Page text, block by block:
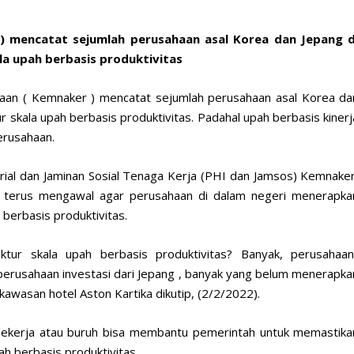
mencatat sejumlah perusahaan asal Korea dan Jepang
upah berbasis produktivitas
( Kemnaker ) mencatat sejumlah perusahaan asal Korea
skala upah berbasis produktivitas. Padahal upah berbasis
dan Jaminan Sosial Tenaga Kerja (PHI dan Jamsos)
mengawal agar perusahaan di dalam negeri
produktivitas.
skala upah berbasis produktivitas? Banyak,
investasi dari Jepang , banyak yang belum
hotel Aston Kartika dikutip, (2/2/2022).
atau buruh bisa membantu pemerintah untuk